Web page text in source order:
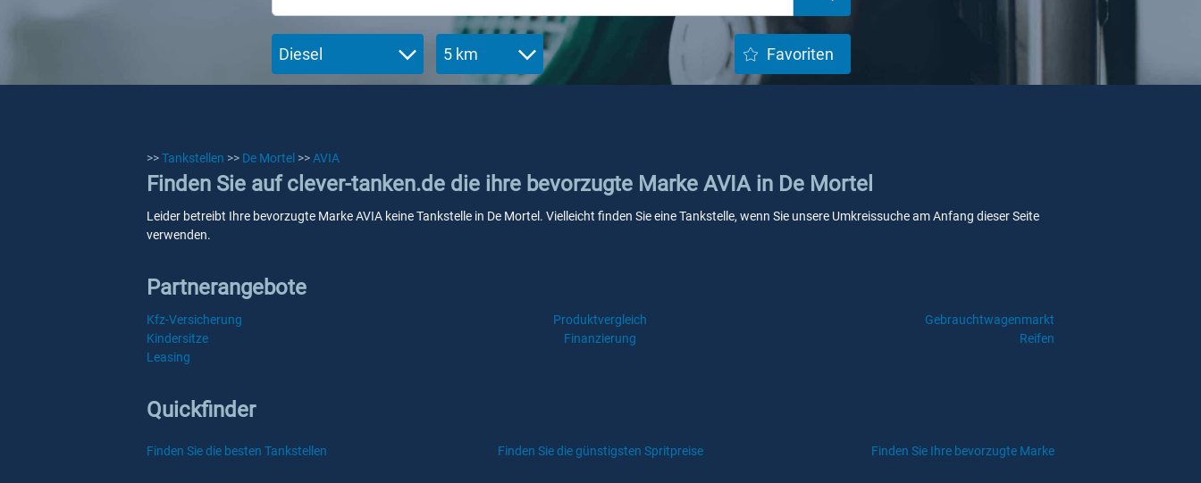
Diesel 5 km Favoriten
>>Tankstellen >> De Mortel >>AVIA
Finden Sie auf clever-tanken.de die ihre bevorzugte Marke AVIA in De Mortel
Leider betreibt Ihre bevorzugte Marke AVIA keine Tankstelle in De Mortel. Vielleicht finden Sie eine Tankstelle, wenn Sie unsere Umkreissuche am Anfang dieser Seite
verwenden.
Partnerangebote
Kfz-Versicherung Produktvergleich
Gebrauchtwagenmarkt
Kindersitze
Finanzierung
Reifen
Leasing
Quickfinder
Finden Sie die besten Tankstellen Finden Sie die günstigsten Spritpreise Finden Sie Ihre bevorzugte Marke